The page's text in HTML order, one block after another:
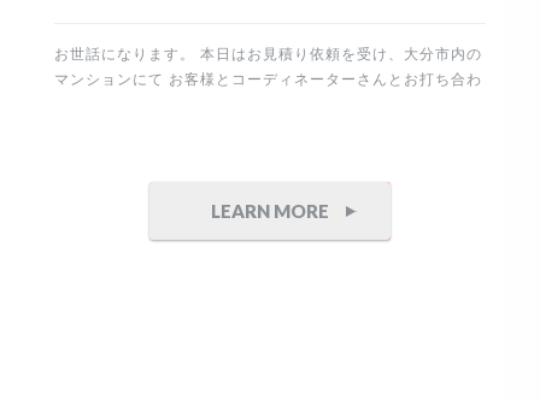
お世話になります。 本日はお見積り依頼を受け、大分市内の
マンションにて お客様とコーディネーターさんとお打ち合わ
で職人さんも専属の方に依頼しております。 重厚感のある石
目とコンクリート調の仕上げ。 完成が楽しみです。 これか
LEARN MORE